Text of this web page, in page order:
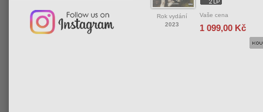
Rok vydání
2023
Vaše cena
1 099,00 Kč